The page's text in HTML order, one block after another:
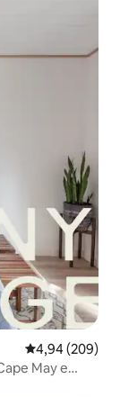
4,94 de uma
4,94 (209)
May e